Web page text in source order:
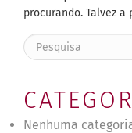
procurando. Talvez
Nenhuma